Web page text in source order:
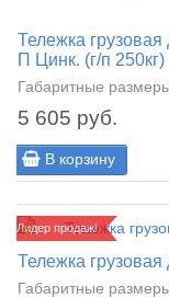
Тележка
П Цинк. (г/п 250кг)
Габаритные
5 605 руб.
В корзину
Лидер продаж!
Тележка грузовая
Габаритные